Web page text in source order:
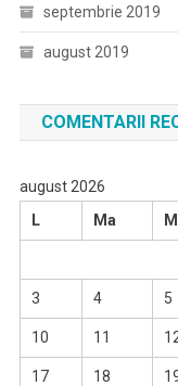
septembrie 2019
august 2019
COMENTARII
august 2026
L
Ma
3 4 5
10 11
17 18